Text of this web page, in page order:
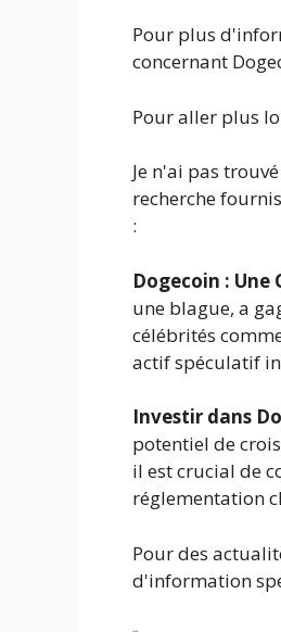
Pour plus
concernant
Pour aller plus
Je n'ai pas
recherche
:
Dogecoin :
une blague, a
célébrités
actif spéculatif
Investir dans
potentiel de
il est crucial de
réglementation
Pour des
d'information